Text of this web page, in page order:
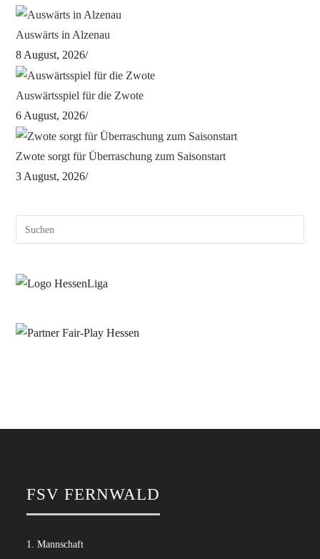
Auswärts in Alzenau
8 August, 2026/
Auswärtsspiel für die Zwote
6 August, 2026/
Zwote sorgt für Überraschung zum Saisonstart
3 August, 2026/
FSV FERNWALD
1. Mannschaft